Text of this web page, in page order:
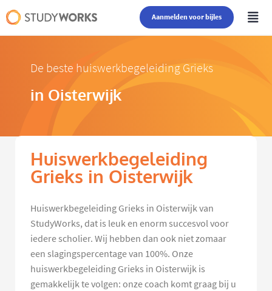
Aanmelden voor bijles
De beste huiswerkbegeleiding Grieks
in Oisterwijk
Huiswerkbegeleiding
Grieks in Oisterwijk
Huiswerkbegeleiding Grieks in Oisterwijk van
StudyWorks, dat is leuk en enorm succesvol voor
iedere scholier. Wij hebben dan ook niet zomaar
een slagingspercentage van 100%. Onze
huiswerkbegeleiding Grieks in Oisterwijk is
gemakkelijk te volgen: onze coach komt graag bij u